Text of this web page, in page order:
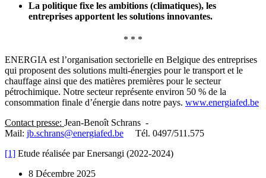
La politique fixe les ambitions (climatiques), les
entreprises apportent les solutions innovantes.
* * *
ENERGIA est l’organisation sectorielle en Belgique des entreprises
qui proposent des solutions multi-énergies pour le transport et le
chauffage ainsi que des matières premières pour le secteur
pétrochimique. Notre secteur représente environ 50 % de la
consommation finale d’énergie dans notre pays. www.energiafed.be
Contact presse: Jean-Benoît Schrans -
Mail: jb.schrans@energiafed.be Tél. 0497/511.575
[1] Etude réalisée par Enersangi (2022-2024)
8 Décembre 2025